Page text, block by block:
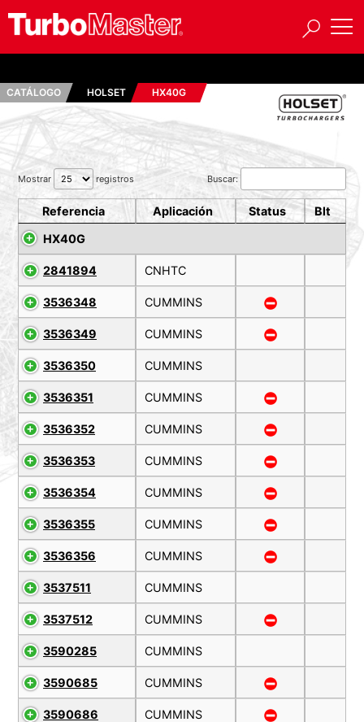
CATÁLOGO HOLSET HX40G
Mostrar registros Buscar:
Referencia Aplicación Status
Blt
HX40G
2841894 CNHTC
3536348 CUMMINS
3536349 CUMMINS
3536350 CUMMINS
3536351 CUMMINS
3536352 CUMMINS
3536353 CUMMINS
3536354 CUMMINS
3536355 CUMMINS
3536356 CUMMINS
3537511 CUMMINS
3537512 CUMMINS
3590285 CUMMINS
3590685 CUMMINS
3590686 CUMMINS